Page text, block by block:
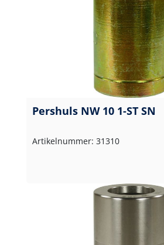
Pershuls NW 10 1-ST SN
Artikelnummer: 31310